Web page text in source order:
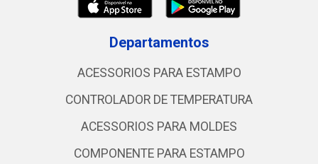
Departamentos
ACESSORIOS PARA ESTAMPO
CONTROLADOR DE TEMPERATURA
ACESSORIOS PARA MOLDES
COMPONENTE PARA ESTAMPO